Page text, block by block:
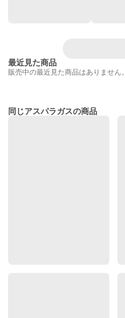
最近見た商品
販売中の最近見た商品はありません。
同じアスパラガスの商品